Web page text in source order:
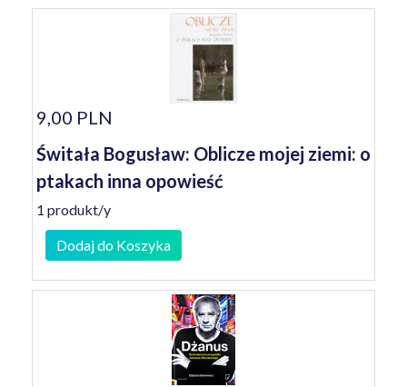
9,00 PLN
Świtała Bogusław: Oblicze mojej ziemi: o
ptakach inna opowieść
1 produkt/y
Dodaj do Koszyka